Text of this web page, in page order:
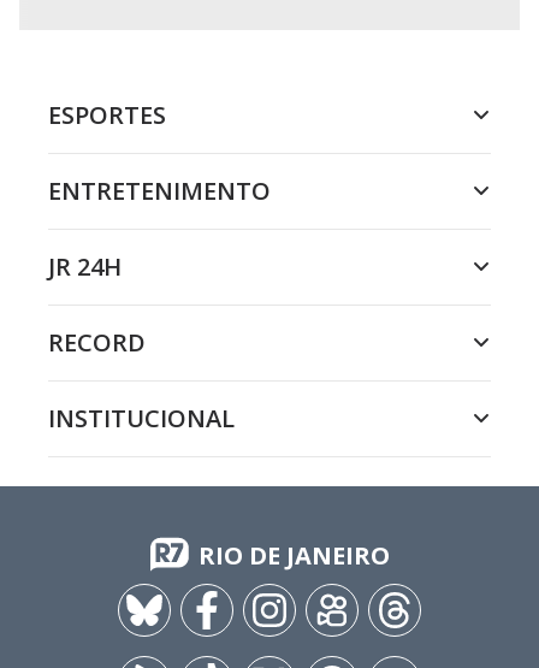
ESPORTES
ENTRETENIMENTO
JR 24H
RECORD
INSTITUCIONAL
RIO DE JANEIRO